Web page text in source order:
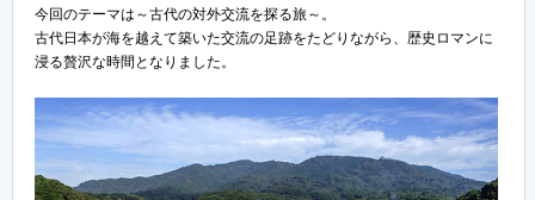
今回のテーマは～古代の対外交流を探る旅～。
古代日本が海を越えて築いた交流の足跡をたどりながら、歴史ロマンに
浸る贅沢な時間となりました。